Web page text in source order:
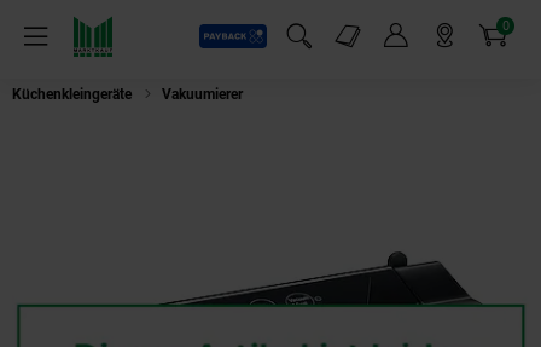
Menü
Payback
Suchfeld einblenden
Markt-Angebote 0
Artikel
Küchenkleingeräte Vakuumierer